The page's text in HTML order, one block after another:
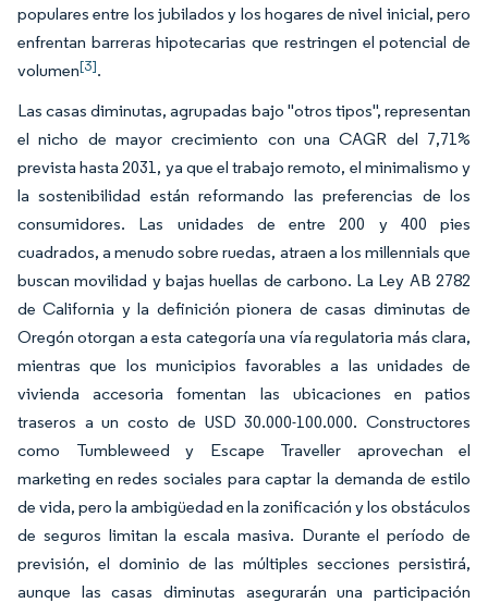
populares entre los jubilados y los hogares de nivel inicial, pero
enfrentan barreras hipotecarias que restringen el potencial de
volumen[3].
Las casas diminutas, agrupadas bajo "otros tipos", representan
el nicho de mayor crecimiento con una CAGR del 7,71%
prevista hasta 2031, ya que el trabajo remoto, el minimalismo y
la sostenibilidad están reformando las preferencias de los
consumidores. Las unidades de entre 200 y 400 pies
cuadrados, a menudo sobre ruedas, atraen a los millennials que
buscan movilidad y bajas huellas de carbono. La Ley AB 2782
de California y la definición pionera de casas diminutas de
Oregón otorgan a esta categoría una vía regulatoria más clara,
mientras que los municipios favorables a las unidades de
vivienda accesoria fomentan las ubicaciones en patios
traseros a un costo de USD 30.000-100.000. Constructores
como Tumbleweed y Escape Traveller aprovechan el
marketing en redes sociales para captar la demanda de estilo
de vida, pero la ambigüedad en la zonificación y los obstáculos
de seguros limitan la escala masiva. Durante el período de
previsión, el dominio de las múltiples secciones persistirá,
aunque las casas diminutas asegurarán una participación